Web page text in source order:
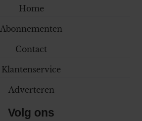
Home
Abonnementen
Contact
Klantenservice
Adverteren
Volg ons